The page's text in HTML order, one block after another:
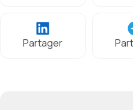
Partager